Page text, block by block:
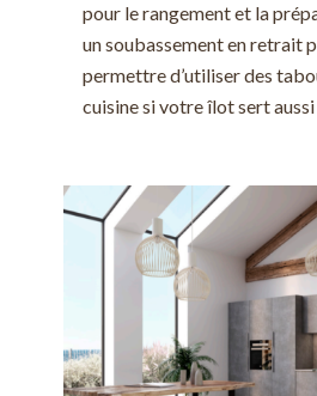
pour le rangement et la
un soubassement en retrait
permettre d’utiliser des
cuisine si votre îlot sert